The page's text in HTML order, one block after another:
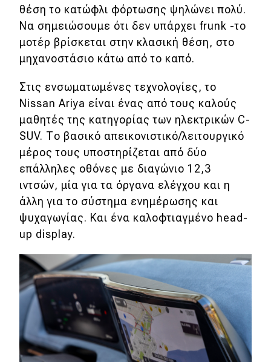
θέση το κατώφλι φόρτωσης ψηλώνει πολύ.
Να σημειώσουμε ότι δεν υπάρχει frunk -το
μοτέρ βρίσκεται στην κλασική θέση, στο
μηχανοστάσιο κάτω από το καπό.
Στις ενσωματωμένες τεχνολογίες, το
Nissan Ariya είναι ένας από τους καλούς
μαθητές της κατηγορίας των ηλεκτρικών C-
SUV. Το βασικό απεικονιστικό/λειτουργικό
μέρος τους υποστηρίζεται από δύο
επάλληλες οθόνες με διαγώνιο 12,3
ιντσών, μία για τα όργανα ελέγχου και η
άλλη για το σύστημα ενημέρωσης και
ψυχαγωγίας. Και ένα καλοφτιαγμένο head-
up display.